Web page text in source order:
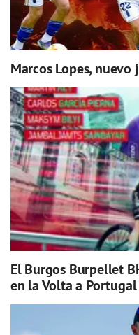
Marcos Lopes, nuevo
El Burgos Burpellet
en la Volta a Portugal